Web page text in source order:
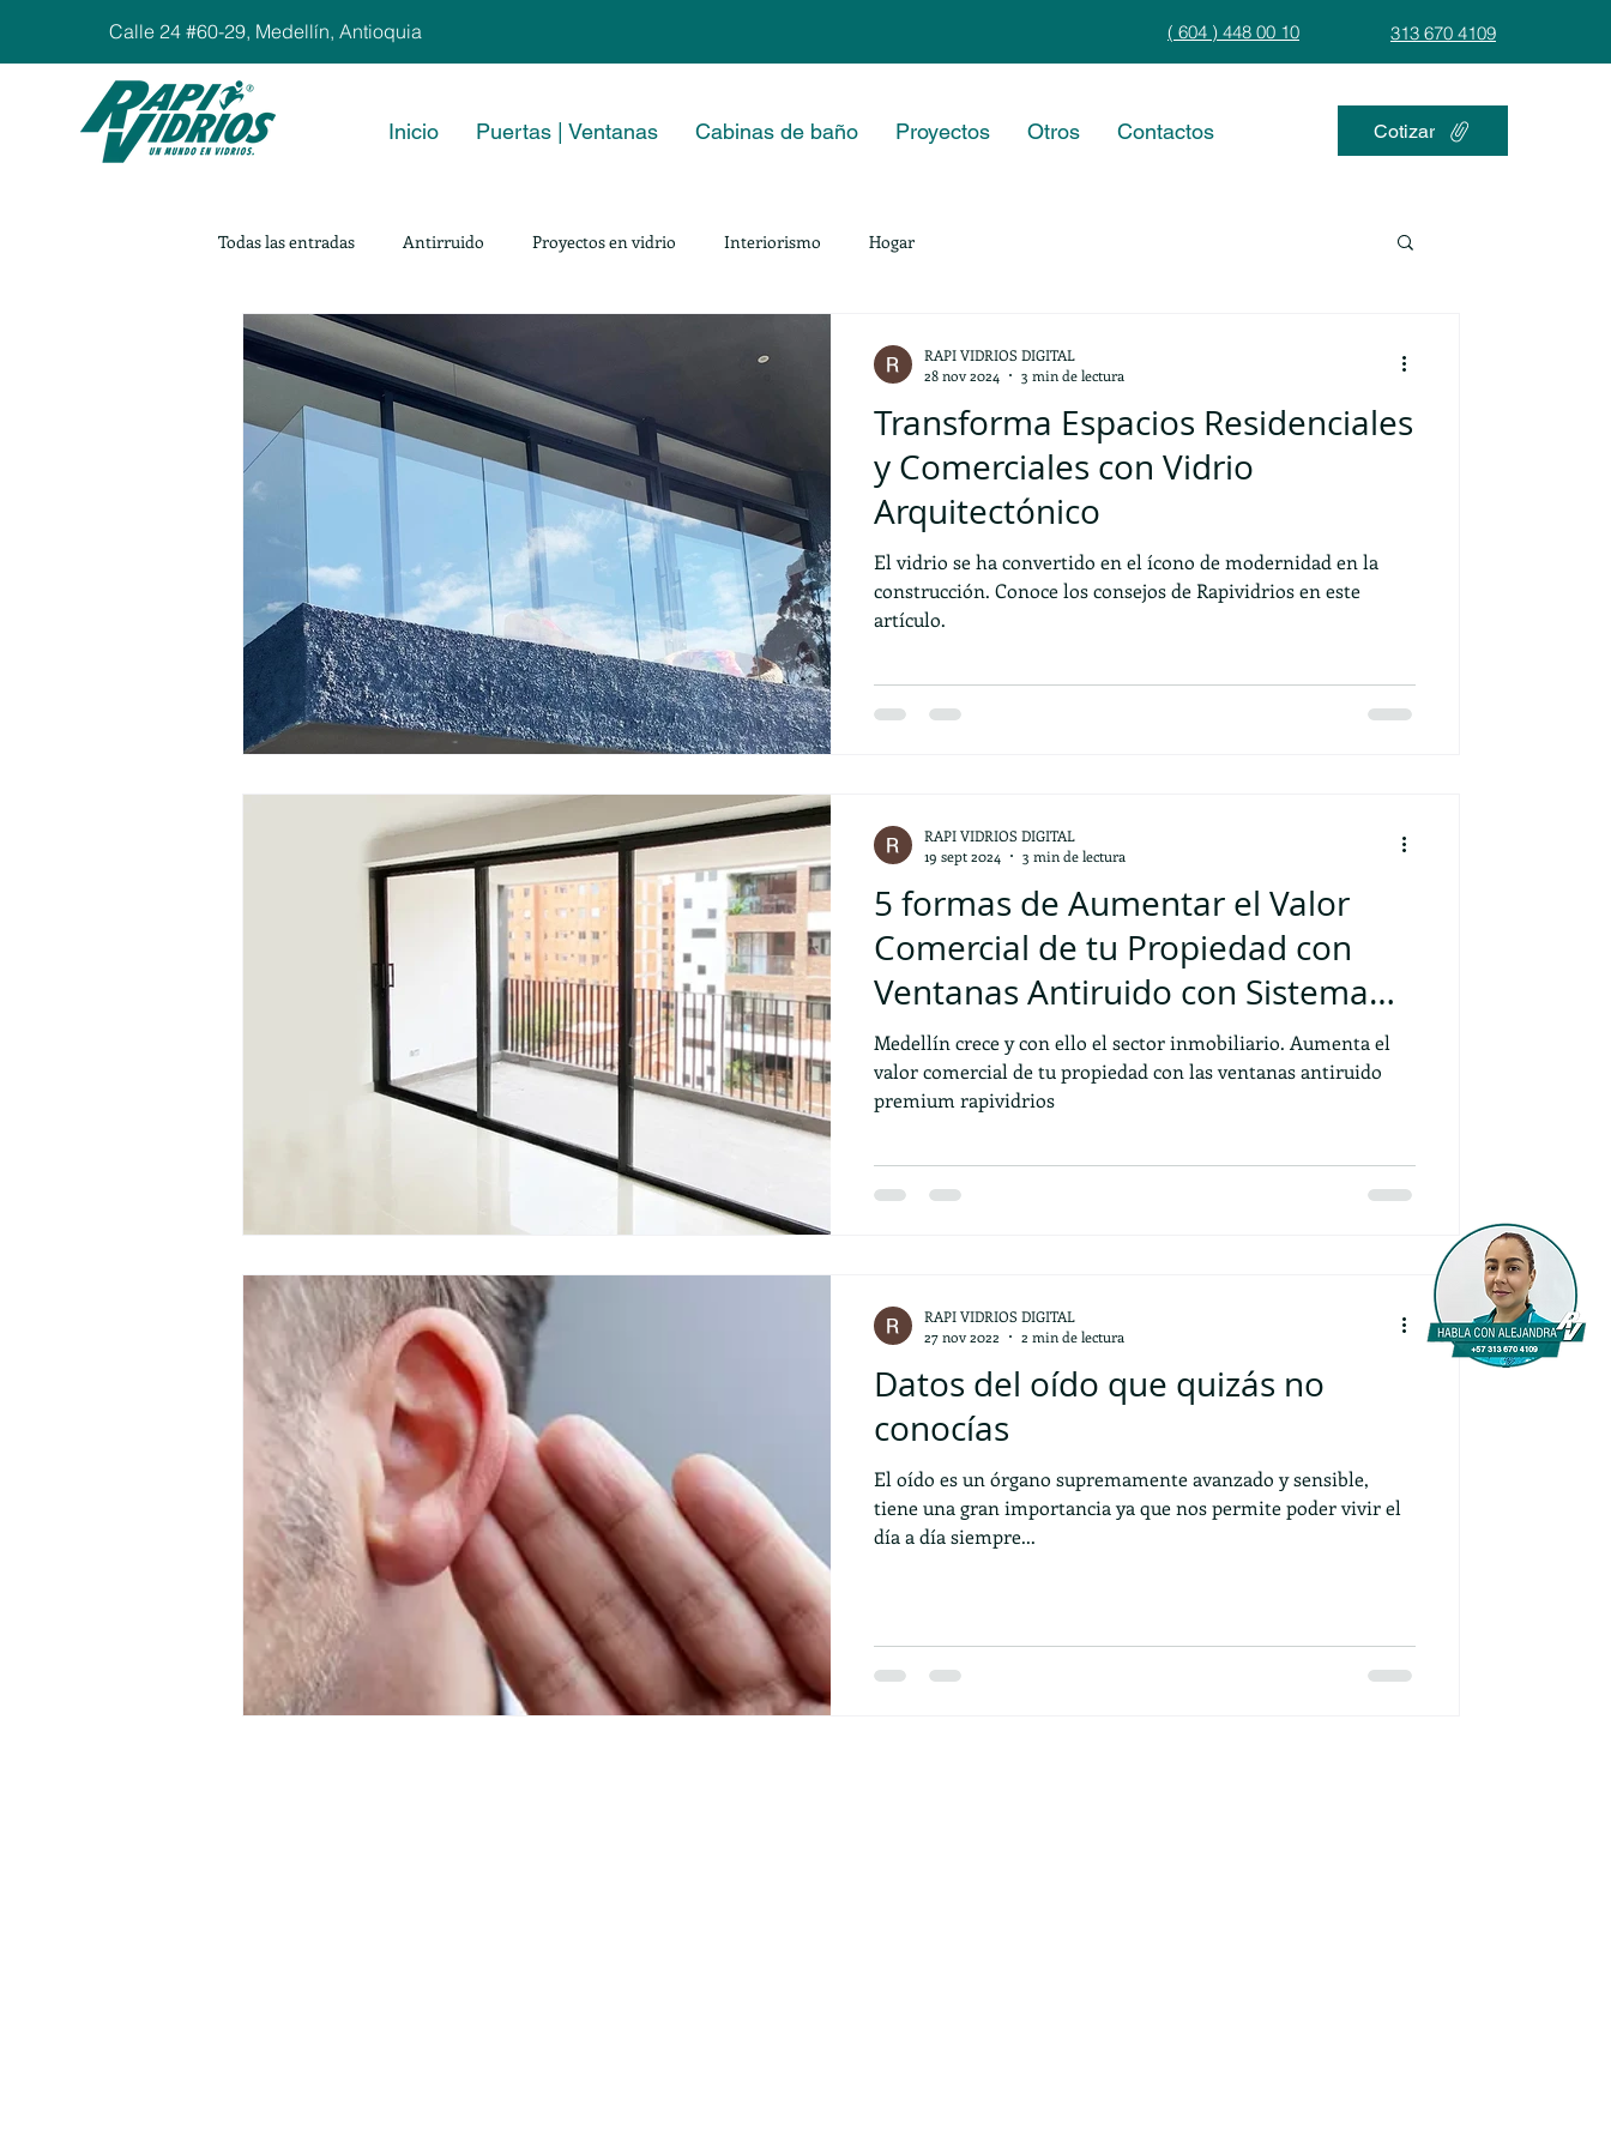
Calle 24 #60-29, Medellín, Antioquia ( 604 ) 448 00 10 313 670 4109
Inicio Puertas | Ventanas Cabinas de baño Proyectos Otros Contactos Cotizar
Todas las entradas Antirruido Proyectos en vidrio Interiorismo Hogar
Transforma Espacios Residenciales
y Comerciales con Vidrio
Arquitectónico
El vidrio se ha convertido en el ícono de modernidad en la
construcción. Conoce los consejos de Rapividrios en este
artículo.
RAPI VIDRIOS DIGITAL
28 nov 2024
3 min de lectura
5 formas de Aumentar el Valor
Comercial de tu Propiedad con
Ventanas Antiruido con Sistema
Europeo
Medellín crece y con ello el sector inmobiliario. Aumenta el
valor comercial de tu propiedad con las ventanas antiruido
premium rapividrios
RAPI VIDRIOS DIGITAL
19 sept 2024
3 min de lectura
Datos del oído que quizás no
conocías
El oído es un órgano supremamente avanzado y sensible,
tiene una gran importancia ya que nos permite poder vivir el
día a día siempre...
RAPI VIDRIOS DIGITAL
27 nov 2022
2 min de lectura